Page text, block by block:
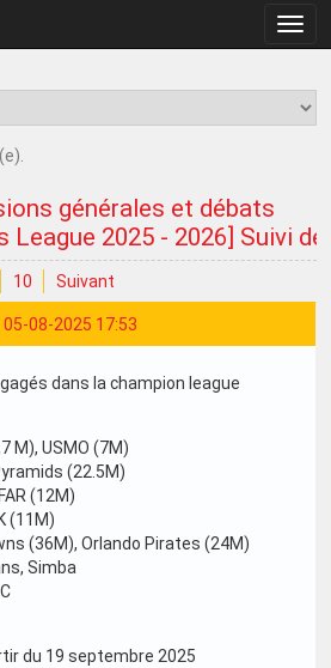
la
générales et débats
League 2025 - 2026] Suivi
10 Suivant
05-08-2025 17:53
dans la champion league
M), USMO (7M)
(22.5M)
(12M)
(11M)
(36M), Orlando Pirates (24M)
Simba
du 19 septembre 2025